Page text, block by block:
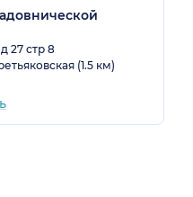
27 стр 8
(1.5 км)